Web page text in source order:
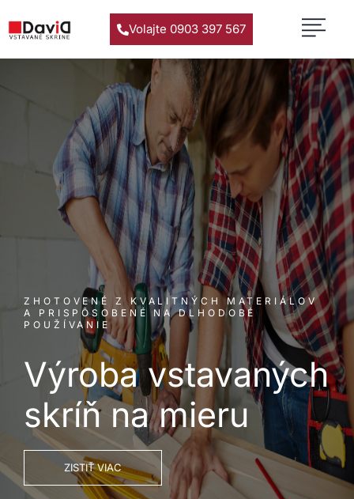
Volajte 0903 397 567
ZHOTOVENÉ Z KVALITNÝCH MATERIÁLOV
A PRISPÔSOBENÉ NA DLHODOBÉ
POUŽÍVANIE
Výroba vstavaných
skríň na mieru
ZISTIŤ VIAC